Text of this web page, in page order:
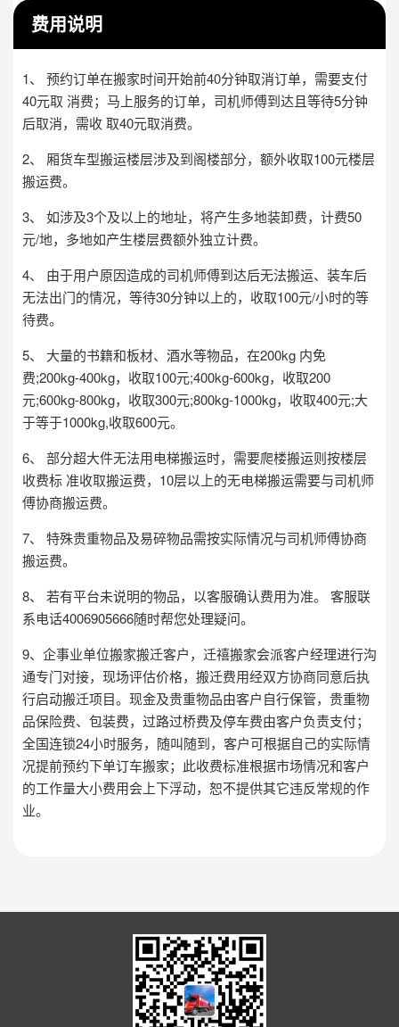
费用说明
1、 预约订单在搬家时间开始前40分钟取消订单，需要支付
40元取 消费；马上服务的订单，司机师傅到达且等待5分钟
后取消，需收 取40元取消费。
2、 厢货车型搬运楼层涉及到阁楼部分，额外收取100元楼层
搬运费。
3、 如涉及3个及以上的地址，将产生多地装卸费，计费50
元/地，多地如产生楼层费额外独立计费。
4、 由于用户原因造成的司机师傅到达后无法搬运、装车后
无法出门的情况，等待30分钟以上的，收取100元/小时的等
待费。
5、 大量的书籍和板材、酒水等物品，在200kg 内免
费;200kg-400kg，收取100元;400kg-600kg，收取200
元;600kg-800kg，收取300元;800kg-1000kg，收取400元;大
于等于1000kg,收取600元。
6、 部分超大件无法用电梯搬运时，需要爬楼搬运则按楼层
收费标 准收取搬运费，10层以上的无电梯搬运需要与司机师
傅协商搬运费。
7、 特殊贵重物品及易碎物品需按实际情况与司机师傅协商
搬运费。
8、 若有平台未说明的物品，以客服确认费用为准。 客服联
系电话4006905666随时帮您处理疑问。
9、企事业单位搬家搬迁客户，迁禧搬家会派客户经理进行沟
通专门对接，现场评估价格，搬迁费用经双方协商同意后执
行启动搬迁项目。现金及贵重物品由客户自行保管，贵重物
品保险费、包装费，过路过桥费及停车费由客户负责支付；
全国连锁24小时服务，随叫随到，客户可根据自己的实际情
况提前预约下单订车搬家；此收费标准根据市场情况和客户
的工作量大小费用会上下浮动，恕不提供其它违反常规的作
业。